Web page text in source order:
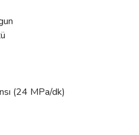
(24 MPa/dk)